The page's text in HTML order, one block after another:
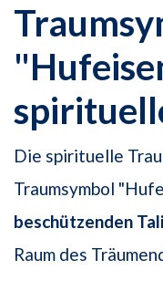
Die spirituelle
Traumsymbol
beschützenden
Raum des